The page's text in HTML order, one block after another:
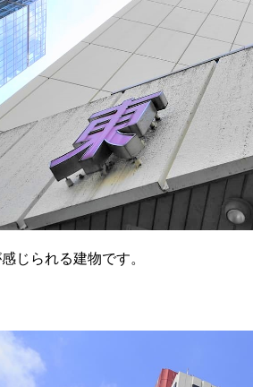
全国
北海道・東北地方
北海道
青森県 岩手
関東地方
茨城県
栃木県 群馬
中部地方
新潟県
富山県 石川
三重県
鳥取県
島根県 岡山
じられる建物です。